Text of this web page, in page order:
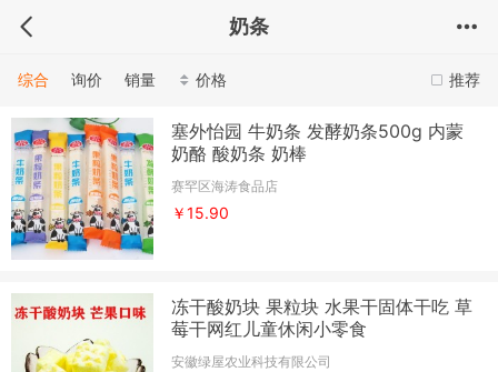
奶条
推荐
综合 询价 销量 价格
塞外怡园 牛奶条 发酵奶条500g 内蒙
奶酪 酸奶条 奶棒
赛罕区海涛食品店
￥15.90
冻干酸奶块 果粒块 水果干固体干吃 草
莓干网红儿童休闲小零食
安徽绿屋农业科技有限公司